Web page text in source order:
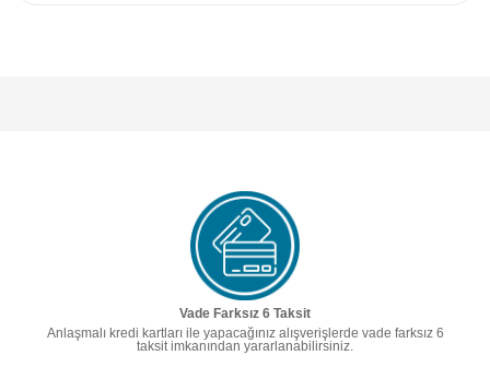
Vade Farksız 6 Taksit
Anlaşmalı kredi kartları ile yapacağınız alışverişlerde vade farksız 6
taksit imkanından yararlanabilirsiniz.